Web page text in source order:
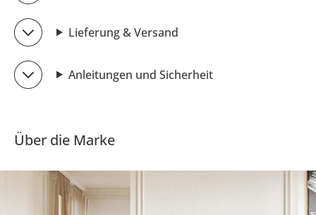
Lieferung & Versand
Anleitungen und Sicherheit
Über die Marke